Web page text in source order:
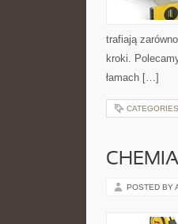
trafiają
kroki.
łamach […]
POSTED BY